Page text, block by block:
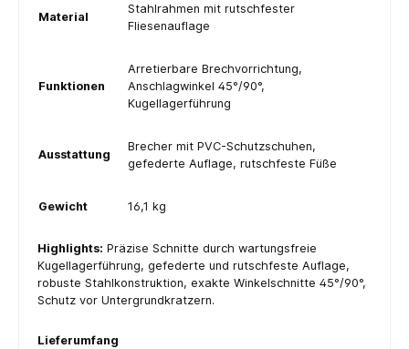
Material
Stahlrahmen mit rutschfester
Fliesenauflage
Funktionen
Arretierbare Brechvorrichtung,
Anschlagwinkel 45°/90°,
Kugellagerführung
Ausstattung
Brecher mit PVC-Schutzschuhen,
gefederte Auflage, rutschfeste Füße
Gewicht 16,1 kg
Highlights: Präzise Schnitte durch wartungsfreie
Kugellagerführung, gefederte und rutschfeste Auflage,
robuste Stahlkonstruktion, exakte Winkelschnitte 45°/90°,
Schutz vor Untergrundkratzern.
Lieferumfang